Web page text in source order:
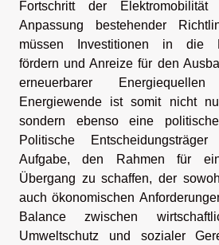
Fortschritt der Elektromobilität
Anpassung bestehender
müssen Investitionen in die
fördern und Anreize für den
erneuerbarer
Energiewende ist somit nicht
sondern ebenso eine politische
Politische
Aufgabe, den Rahmen für
Übergang zu schaffen, der
auch ökonomischen
Balance zwischen
Umweltschutz und sozialer